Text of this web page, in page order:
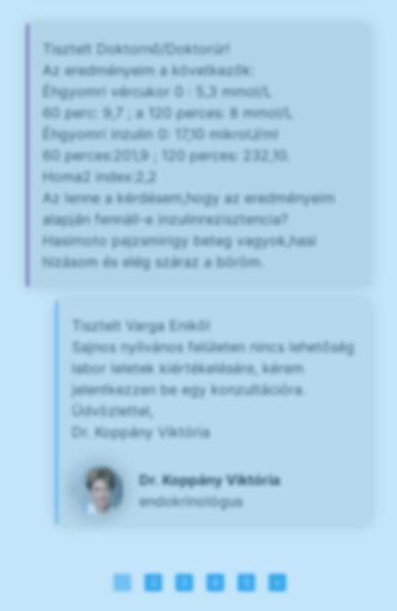
Tisztelt Doktornő/Doktorúr!
Az eredményeim a következők:
Éhgyomri vércukor 0 : 5,3 mmol/L
60 perc: 9,7 ; a 120 perces: 8 mmol/L
Éhgyomri inzulin 0: 17,10 mikroU/ml
60 perces:201,9 ; 120 perces: 232,10.
Homa2 index:2,2
Az lenne a kérdésem,hogy az eredményeim
alapján fennáll-e inzulinrezisztencia?
Hasimoto pajzsmirigy beteg vagyok,hasi
hizásom és elég száraz a böröm.
Tisztelt Varga Enikő!
Sajnos nyilvános felületen nincs lehetőség
labor leletek kiértékelésére, kérem
jelentkezzen be egy konzultációra.
Üdvözlettel,
Dr. Koppány Viktória
Dr. Koppány Viktória
endokrinológus
4 »